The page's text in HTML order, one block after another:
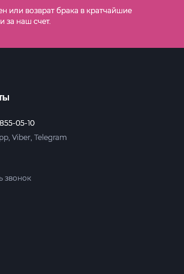
или возврат брака в кратчайшие
за наш счет.
05-10
Viber, Telegram
звонок